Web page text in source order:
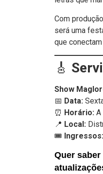
Com
será uma
que
🎸
Show
📅 Data:
⏰ Horário: A
📍 Local:
🎟️ Ingressos:
Quer